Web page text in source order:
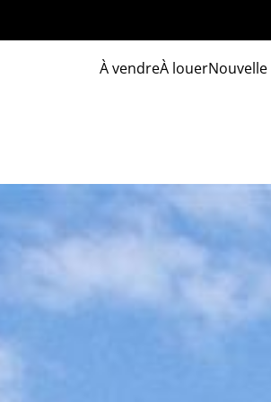
À vendreÀ louer